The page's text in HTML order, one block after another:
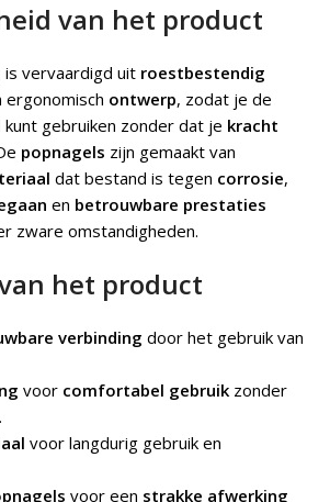
van het product
is vervaardigd uit roestbestendig
ontwerp, zodat je de
kunt gebruiken zonder dat je kracht
popnagels zijn gemaakt van
dat bestand is tegen corrosie,
en betrouwbare prestaties
zware omstandigheden.
het product
verbinding door het gebruik van
voor comfortabel gebruik zonder
voor langdurig gebruik en
voor een strakke afwerking